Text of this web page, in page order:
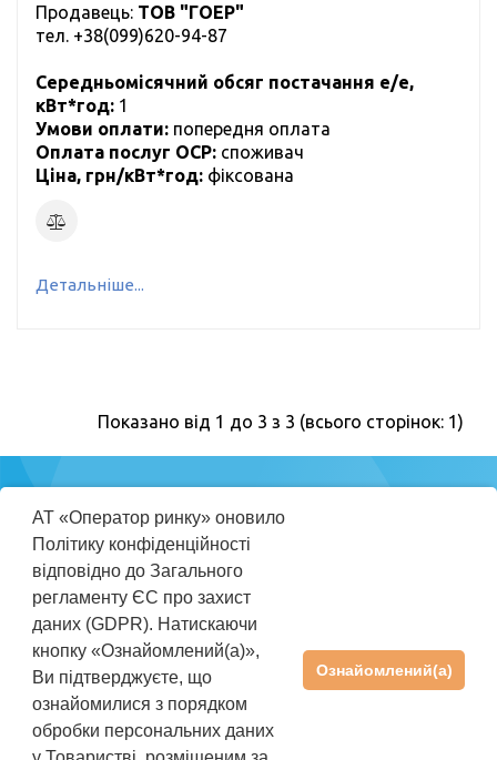
Продавець: ТОВ "ГОЕР"
тел. +38(099)620-94-87
Середньомісячний обсяг постачання е/е,
кВт*год: 1
Умови оплати: попередня оплата
Оплата послуг ОСР: cпоживач
Ціна, грн/кВт*год: фіксована
Детальніше...
Показано від 1 до 3 з 3 (всього сторінок: 1)
Міністерство
енергетики
України
ПРАВИЛА КОРИСТУВАННЯ REP
ІНСТРУКЦІЯ КОРИСТУВАЧА
ПІДТРИМКА +38(044) 205-01-36
rep@oree.com.ua
©2026 АТ «Оператор ринку». Усі права захищені
АТ «Оператор ринку» оновило
Політику конфіденційності
відповідно до Загального
регламенту ЄС про захист
даних (GDPR). Натискаючи
кнопку «Ознайомлений(а)»,
Ви підтверджуєте, що
ознайомилися з порядком
обробки персональних даних
Ознайомлений(а)